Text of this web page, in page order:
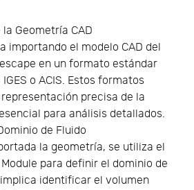
Geometría CAD
importando el modelo CAD del
en un formato estándar
IGES o ACIS. Estos formatos
precisa de la
para análisis detallados.
de Fluido
la geometría, se utiliza el
para definir el dominio de
identificar el volumen